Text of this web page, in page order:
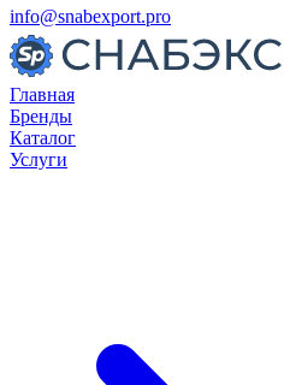
info@snabexport.pro
Главная
Бренды
Каталог
Услуги